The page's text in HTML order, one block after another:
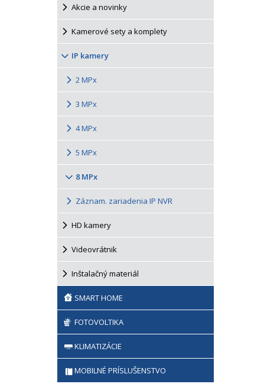
Akcie a novinky
Kamerové sety a komplety
IP kamery
2 MPx
3 MPx
4 MPx
5 MPx
8 MPx
Záznam. zariadenia IP NVR
HD kamery
Videovrátnik
Inštalačný materiál
SMART HOME
FOTOVOLTIKA
KLIMATIZÁCIE
MOBILNÉ PRÍSLUŠENSTVO